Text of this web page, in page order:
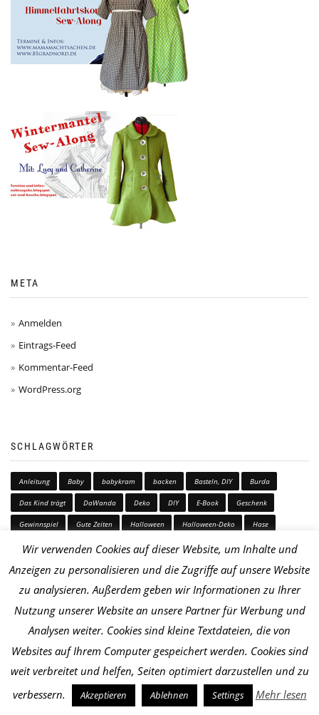
META
Anmelden
Eintrags-Feed
Kommentar-Feed
WordPress.org
SCHLAGWÖRTER
Anleitung Baby babykram backen Basteln, DIY Burda
Das Kind trägt DaWanda Deko DIY E-Book Geschenk
Gewinnspiel Gute Zeiten Halloween Halloween-Deko Hase
Herbst Häkelhund Häkeln Jersey Kinderkleider Kinderkram
kleid Kleidung Knip Kürbis Little Friends me made
mitmachen MMM Nähanleitung nähen Ostern probenähen
Quilt Schaf-Kuschelkissen Schneiderpuppe schnittmuster sew-along
Shop Simplicity Stoffpuppe Verlosung Weihnachten
BESUCHER
Wir verwenden Cookies auf dieser Website, um Inhalte und
Anzeigen zu personalisieren und die Zugriffe auf unsere Website
zu analysieren. Außerdem geben wir Informationen zu Ihrer
Nutzung unserer Website an unsere Partner für Werbung und
Analysen weiter. Cookies sind kleine Textdateien, die von
Websites auf Ihrem Computer gespeichert werden. Cookies sind
weit verbreitet und helfen, Seiten optimiert darzustellen und zu
verbessern.
Akzeptieren Ablehnen Settings Mehr lesen